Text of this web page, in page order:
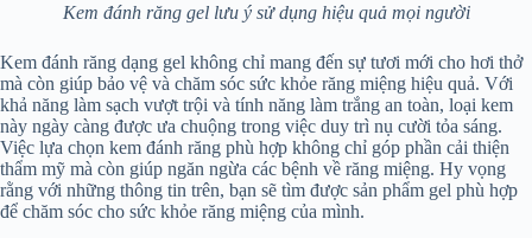
Kem đánh răng gel lưu ý sử dụng hiệu quả mọi người
Kem đánh răng dạng gel không chỉ mang đến sự tươi mới cho hơi thở
mà còn giúp bảo vệ và chăm sóc sức khỏe răng miệng hiệu quả. Với
khả năng làm sạch vượt trội và tính năng làm trắng an toàn, loại kem
này ngày càng được ưa chuộng trong việc duy trì nụ cười tỏa sáng.
Việc lựa chọn kem đánh răng phù hợp không chỉ góp phần cải thiện
thẩm mỹ mà còn giúp ngăn ngừa các bệnh về răng miệng. Hy vọng
rằng với những thông tin trên, bạn sẽ tìm được sản phẩm gel phù hợp
để chăm sóc cho sức khỏe răng miệng của mình.